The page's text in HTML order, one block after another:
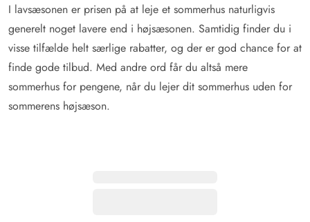
I lavsæsonen er prisen på at leje et sommerhus naturligvis
generelt noget lavere end i højsæsonen. Samtidig finder du i
visse tilfælde helt særlige rabatter, og der er god chance for at
finde gode tilbud. Med andre ord får du altså mere
sommerhus for pengene, når du lejer dit sommerhus uden for
sommerens højsæson.